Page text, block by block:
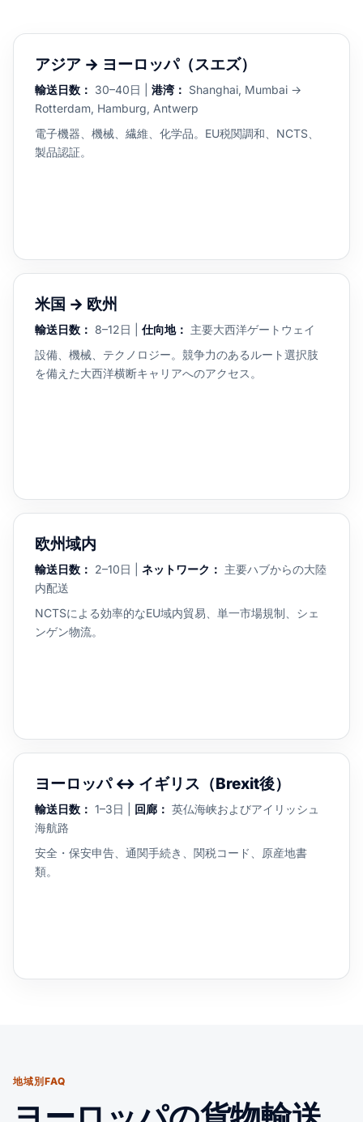
アジア → ヨーロッパ（スエズ）
輸送日数： 30–40日 | 港湾： Shanghai, Mumbai →
Rotterdam, Hamburg, Antwerp
電子機器、機械、繊維、化学品。EU税関調和、NCTS、
製品認証。
米国 → 欧州
輸送日数： 8–12日 | 仕向地： 主要大西洋ゲートウェイ
設備、機械、テクノロジー。競争力のあるルート選択肢
を備えた大西洋横断キャリアへのアクセス。
欧州域内
輸送日数： 2–10日 | ネットワーク： 主要ハブからの大陸
内配送
NCTSによる効率的なEU域内貿易、単一市場規制、シェ
ンゲン物流。
ヨーロッパ ↔ イギリス（Brexit後）
輸送日数： 1–3日 | 回廊： 英仏海峡およびアイリッシュ
海航路
安全・保安申告、通関手続き、関税コード、原産地書
類。
地域別FAQ